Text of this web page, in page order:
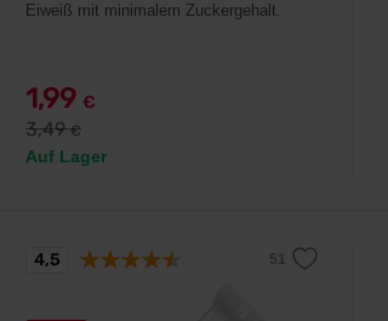
Eiweiß mit minimalem Zuckergehalt.
1,99 €
3,49€
Auf Lager
4,5